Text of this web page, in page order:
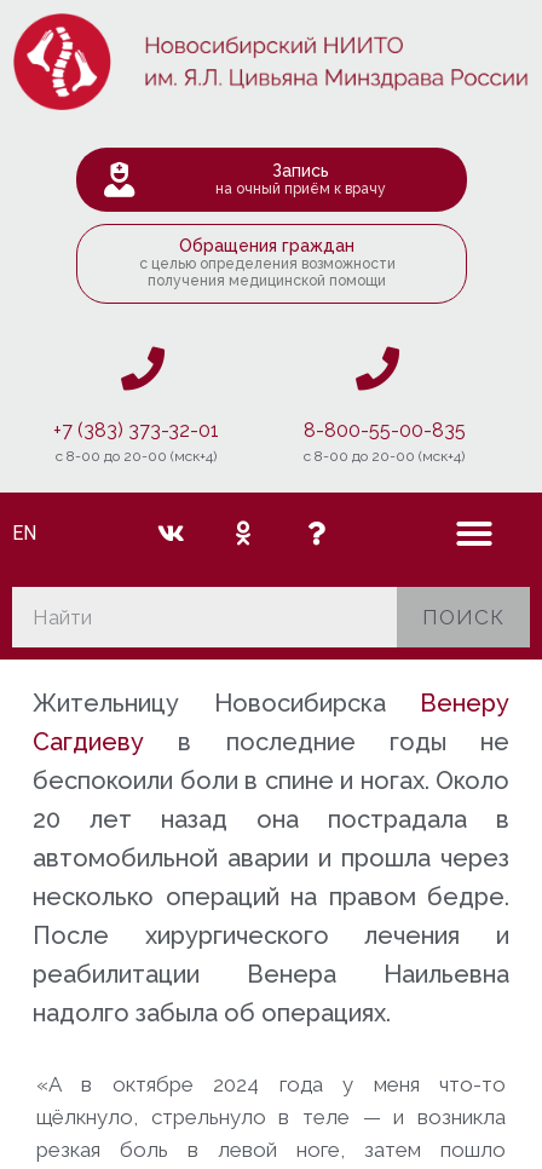
Запись
на очный приём к врачу
Обращения граждан
с целью определения возможности
получения медицинской помощи
+7 (383) 373-32-01
c 8-00 до 20-00 (мск+4)
8-800-55-00-835
c 8-00 до 20-00 (мск+4)
EN
ПОИСК
Жительницу Новосибирска Венеру
Сагдиеву в последние годы не
беспокоили боли в спине и ногах. Около
20 лет назад она пострадала в
автомобильной аварии и прошла через
несколько операций на правом бедре.
После хирургического лечения и
реабилитации Венера Наильевна
надолго забыла об операциях.
«А в октябре 2024 года у меня что-то
щёлкнуло, стрельнуло в теле — и возникла
резкая боль в левой ноге, затем пошло